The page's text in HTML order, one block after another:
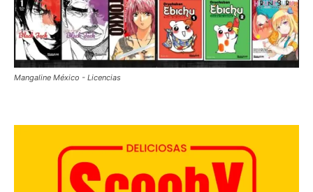
Mangaline México - Licencias